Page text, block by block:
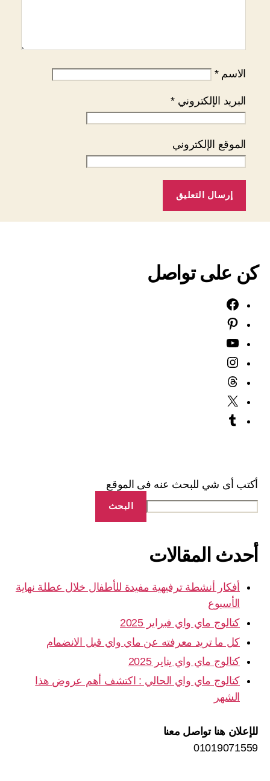
الاسم*
البريد الإلكتروني*
الموقع الإلكتروني
كن على تواصل
Facebook
Pinterest
YouTube
Instagram
Threads
X
أكتب أى شي للبحث عنه فى الموقع
البحث
أحدث المقالات
أفكار أنشطة ترفيهية مفيدة للأطفال خلال عطلة نهاية
الأسبوع
كتالوج ماي واي فبراير 2025
كل ما تريد معرفته عن ماي واي قبل الانضمام
كتالوج ماي واي يناير 2025
كتالوج ماي واي الحالي : اكتشف أهم عروض هذا
الشهر
للإعلان هنا تواصل معنا
01019071559